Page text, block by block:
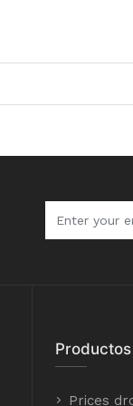
Productos
Prices